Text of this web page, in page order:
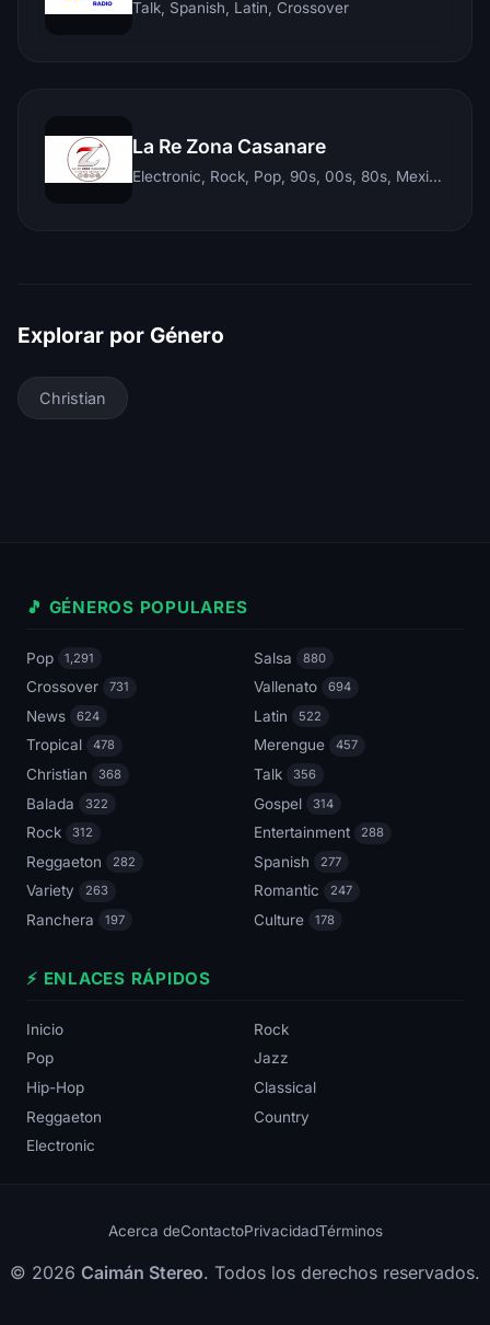
Talk, Spanish, Latin, Crossover
La Re Zona Casanare
Electronic, Rock, Pop, 90s, 00s, 80s, Mexican, Ranchera, Reggaeton, Instrumental, Salsa, Merengue, Tropical, Romantic, Vallenato, Llanera
Explorar por Género
Christian
🎵 GÉNEROS POPULARES
Pop 1,291 Salsa 880
Crossover 731 Vallenato 694
News 624 Latin 522
Tropical 478 Merengue 457
Christian 368 Talk 356
Balada 322 Gospel 314
Rock 312 Entertainment 288
Reggaeton 282 Spanish 277
Variety 263 Romantic 247
Ranchera 197 Culture 178
⚡ ENLACES RÁPIDOS
Inicio
Rock
Pop
Jazz
Hip-Hop
Classical
Reggaeton
Country
Electronic
Acerca deContactoPrivacidadTérminos
© 2026 Caimán Stereo. Todos los derechos reservados.